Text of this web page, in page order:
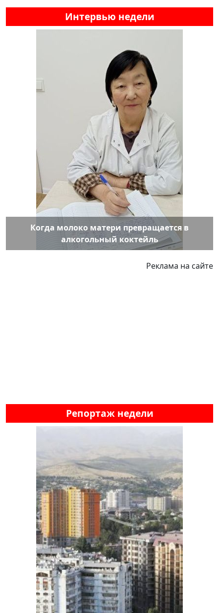
Интервью недели
Когда молоко матери превращается в
алкогольный коктейль
Реклама на сайте
Репортаж недели